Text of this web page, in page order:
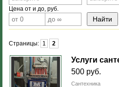
Цена от и до, руб.
Страницы: 1 2
Услуги
500 руб.
Сантехника